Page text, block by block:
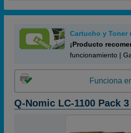
Cartucho y Toner
¡Producto
funcionamiento |
Funciona
Q-Nomic LC-1100 Pack